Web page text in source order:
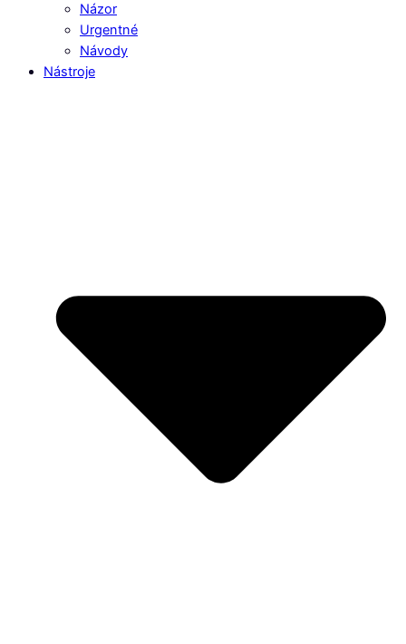
Názor
Urgentné
Návody
Nástroje